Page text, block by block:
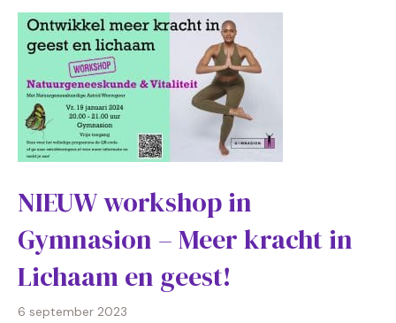
NIEUW workshop in
Gymnasion – Meer kracht in
Lichaam en geest!
6 september 2023